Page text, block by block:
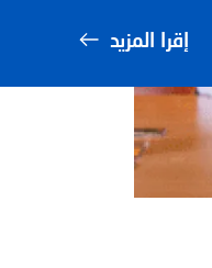
إقرا المزيد